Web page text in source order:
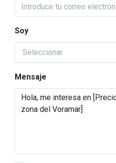
Soy
Seleccionar
Mensaje